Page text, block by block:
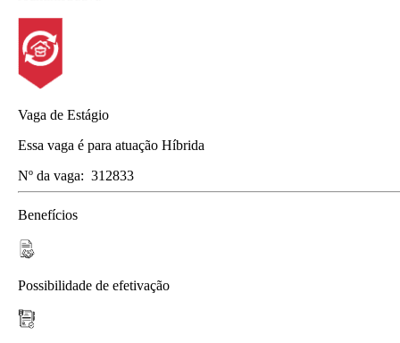
Vaga de Estágio
Essa vaga é para atuação Híbrida
Nº da vaga: 312833
Benefícios
Possibilidade de efetivação